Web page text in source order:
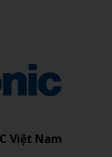
Việt Nam